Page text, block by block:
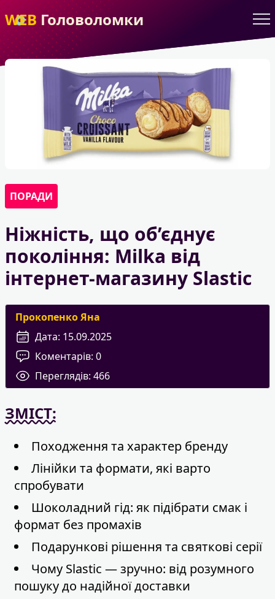
WEBГоловоломки
ПОРАДИ
Ніжність, що об’єднує
покоління: Milka від
інтернет-магазину Slastic
Прокопенко Яна
Дата: 15.09.2025
Коментарів: 0
Переглядів: 466
ЗМІСТ:
Походження та характер бренду
Лінійки та формати, які варто
спробувати
Шоколадний гід: як підібрати смак і
формат без промахів
Подарункові рішення та святкові серії
Чому Slastic — зручно: від розумного
пошуку до надійної доставки